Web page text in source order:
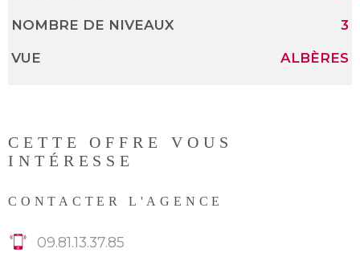
NOMBRE DE NIVEAUX 3
VUE ALBÈRES
CETTE OFFRE
VOUS
INTÉRESSE
CONTACTER L'AGENCE
09.81.13.37.85